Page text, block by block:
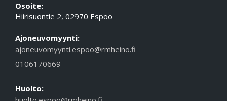
Osoite:
Hiirisuontie 2, 02970 Espoo
Ajoneuvomyynti:
ajoneuvomyynti.espoo@rmheino.fi
0106170669
Huolto: